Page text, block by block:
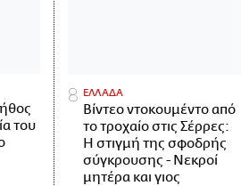
του
ΕΛΛΑΔΑ
Βίντεο ντοκουμέντο από
το τροχαίο στις Σέρρες:
Η στιγμή της σφοδρής
σύγκρουσης - Νεκροί
μητέρα και γιος